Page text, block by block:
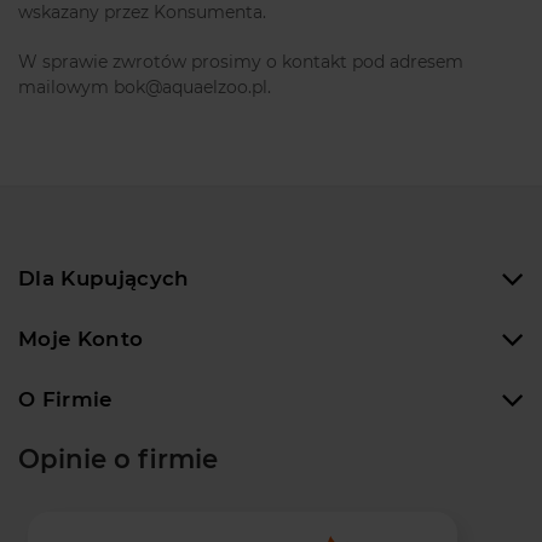
wskazany przez Konsumenta.
W sprawie zwrotów prosimy o kontakt pod adresem
mailowym bok@aquaelzoo.pl.
Dla Kupujących
Moje Konto
O Firmie
Opinie o firmie